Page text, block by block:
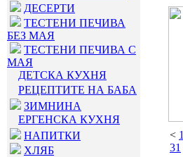
ДЕСЕРТИ
ТЕСТЕНИ ПЕЧИВА
БЕЗ МАЯ
ТЕСТЕНИ ПЕЧИВА С
МАЯ
ДЕТСКА КУХНЯ
РЕЦЕПТИТЕ НА БАБА
ЗИМНИНА
ЕРГЕНСКА КУХНЯ
НАПИТКИ
ХЛЯБ
< 1
31